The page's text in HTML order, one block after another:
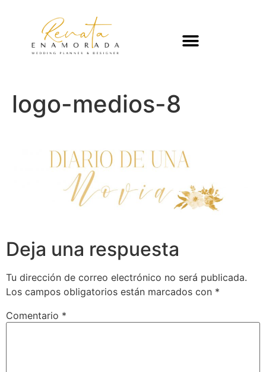
logo-medios-8
Deja una respuesta
Tu dirección de correo electrónico no será publicada.
Los campos obligatorios están marcados con *
Comentario *